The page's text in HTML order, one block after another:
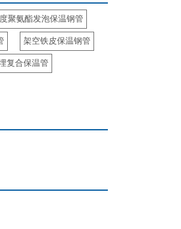
聚氨酯发泡保温钢管
架空铁皮保温钢管
复合保温管